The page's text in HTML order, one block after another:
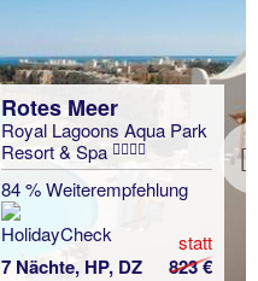
Rotes Meer
Royal Lagoons Aqua Park
Resort & Spa
84 % Weiterempfehlung
7 Nächte, HP, DZ
statt
823 €